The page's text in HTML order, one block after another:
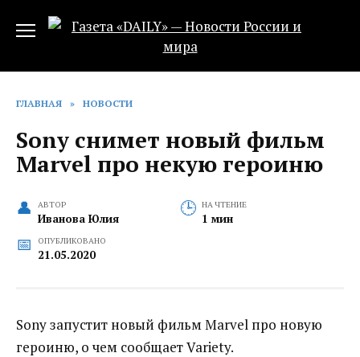
ГЛАВНАЯ » НОВОСТИ
Sony снимет новый фильм
Marvel про некую героиню
АВТОР
Иванова Юлия
НА ЧТЕНИЕ
1 мин
ОПУБЛИКОВАНО
21.05.2020
Sony запустит новый фильм Marvel про новую
героиню, о чем сообщает Variety.